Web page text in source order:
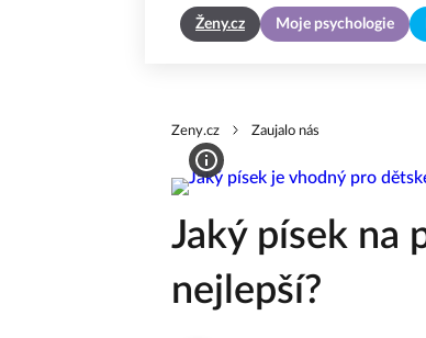
Ženy.cz Moje psychologie
Zeny.cz Zaujalo nás
Jaký písek na
nejlepší?